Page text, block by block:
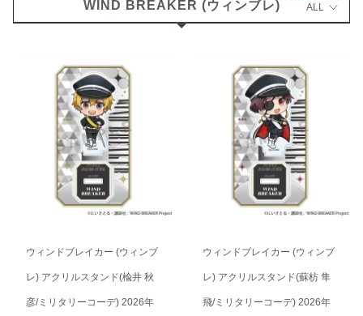
WIND BREAKER (ウィンブレ) ALL
ウィンドブレイカー (ウィンブ
レ) アクリルスタンド(楡井 秋
彦/ミリタリーコーデ) 2026年
ウィンドブレイカー (ウィンブ
レ) アクリルスタンド(蘇枋 隼
飛/ミリタリーコーデ) 2026年